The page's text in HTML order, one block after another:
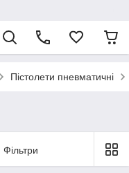
Пістолети пневматичні
Фільтри